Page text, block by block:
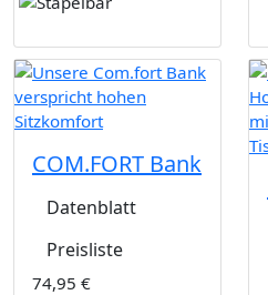
COM.FORT Bank
Datenblatt
Preisliste
74,95 €